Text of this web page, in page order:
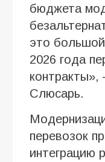
бюджета
это
2026 года
Слюсарь.
перевозок
интеграцию